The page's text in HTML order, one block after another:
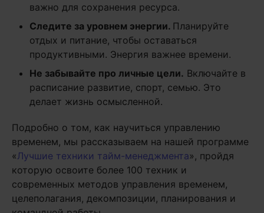
важно для сохранения ресурса.
Следите за уровнем энергии. Планируйте
отдых и питание, чтобы оставаться
продуктивными. Энергия важнее времени.
Не забывайте про личные цели. Включайте в
расписание развитие, спорт, семью. Это
делает жизнь осмысленной.
Подробно о том, как научиться управлению
временем, мы рассказываем на нашей программе
«Лучшие техники тайм-менеджмента», пройдя
которую освоите более 100 техник и
современных методов управления временем,
целеполагания, декомпозиции, планирования и